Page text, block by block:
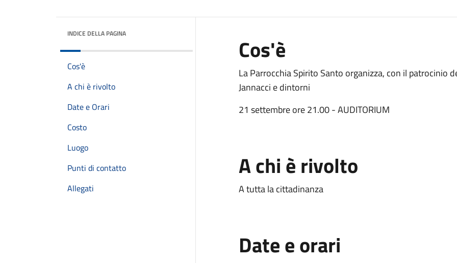
INDICE DELLA PAGINA
Cos'è
A chi è rivolto
Date e Orari
Costo
Luogo
Punti di contatto
Allegati
Cos'è
La Parrocchia Spirito Santo organizza, con il patrocinio
Jannacci e dintorni
21 settembre ore 21.00 - AUDITORIUM
A chi è rivolto
A tutta la cittadinanza
Date e orari